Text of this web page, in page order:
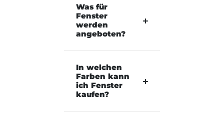
Was für
Fenster
werden
angeboten?
In welchen
Farben kann
ich Fenster
kaufen?